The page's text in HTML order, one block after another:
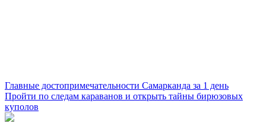
Главные достопримечательности Самарканда за 1 день
Пройти по следам караванов и открыть тайны бирюзовых
куполов